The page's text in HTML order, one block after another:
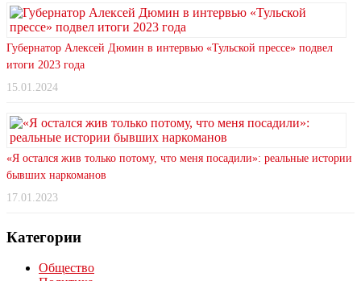
Губернатор Алексей Дюмин в интервью «Тульской прессе» подвел
итоги 2023 года
15.01.2024
«Я остался жив только потому, что меня посадили»: реальные истории
бывших наркоманов
17.01.2023
Категории
Общество